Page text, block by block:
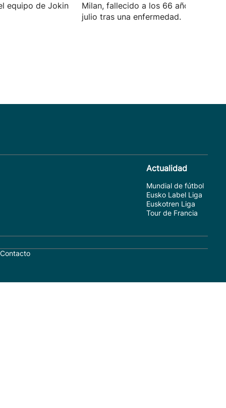
equipo de Jokin
Milan, fallecido a los 66 años el 31 de
julio tras una enfermedad.
Actualidad
Mundial de fútbol
Eusko Label Liga
Euskotren Liga
Tour de Francia
Contacto